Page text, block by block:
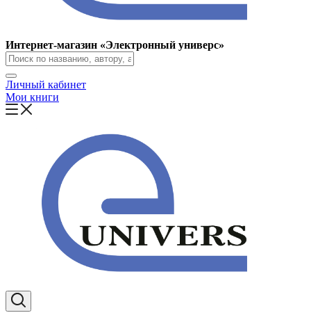
Интернет-магазин «Электронный универс»
Личный кабинет
Мои книги